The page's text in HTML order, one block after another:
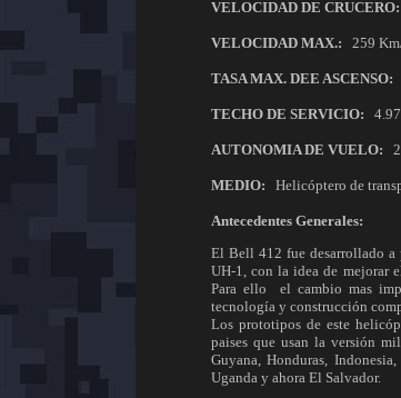
VELOCIDAD DE CRUCERO:
VELOCIDAD MAX.: 259
TASA MAX. DEE ASCENSO:
TECHO DE SERVICIO:
AUTONOMIA DE VUELO:
MEDIO: Helicóptero de
Antecedentes Generales:
El Bell 412 fue desarrollado
UH-1, con la idea de mejorar
Para ello el cambio mas
tecnología y construcción
Los prototipos de este
paises que usan la versión
Guyana, Honduras,
Uganda y ahora El Salvador.